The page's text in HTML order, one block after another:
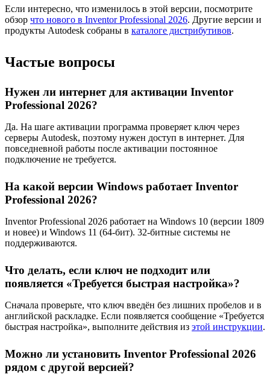
Если интересно, что изменилось в этой версии, посмотрите
обзор что нового в Inventor Professional 2026. Другие версии и
продукты Autodesk собраны в каталоге дистрибутивов.
Частые вопросы
Нужен ли интернет для активации Inventor
Professional 2026?
Да. На шаге активации программа проверяет ключ через
серверы Autodesk, поэтому нужен доступ в интернет. Для
повседневной работы после активации постоянное
подключение не требуется.
На какой версии Windows работает Inventor
Professional 2026?
Inventor Professional 2026 работает на Windows 10 (версии 1809
и новее) и Windows 11 (64-бит). 32-битные системы не
поддерживаются.
Что делать, если ключ не подходит или
появляется «Требуется быстрая настройка»?
Сначала проверьте, что ключ введён без лишних пробелов и в
английской раскладке. Если появляется сообщение «Требуется
быстрая настройка», выполните действия из этой инструкции.
Можно ли установить Inventor Professional 2026
рядом с другой версией?